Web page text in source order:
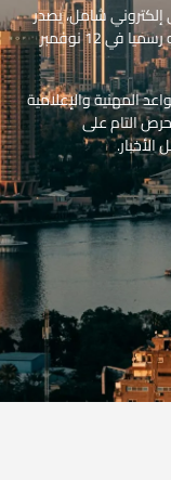
شامل، يصدر
عن حزب “حقوق الإنسان والمواطنة”، وتم تدشينه رسميا في 12 نوفمبر
المهنية والإعلامية
التام على